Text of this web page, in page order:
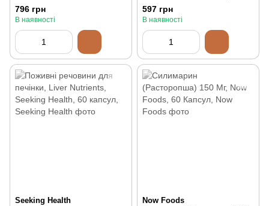
Вегетаріанських Капсул, 100
шт
796 грн
В наявності
шт
597 грн
В наявності
Seeking Health
Now Foods